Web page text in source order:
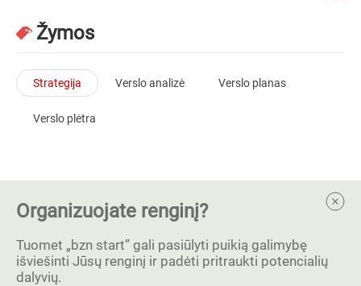
Žymos
Strategija Verslo analizė Verslo planas
Verslo plėtra
Organizuojate renginį?
Tuomet „bzn start” gali pasiūlyti puikią galimybę
išviešinti Jūsų renginį ir padėti pritraukti potencialių
dalyvių.